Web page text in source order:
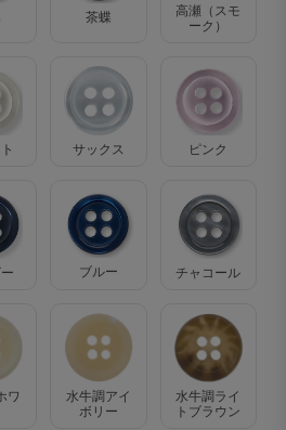
茶蝶
高瀬（スモ
ーク）
サックス ピンク
ブルー チャコール
ワ
水牛調アイ
ボリー
水牛調ライ
トブラウン